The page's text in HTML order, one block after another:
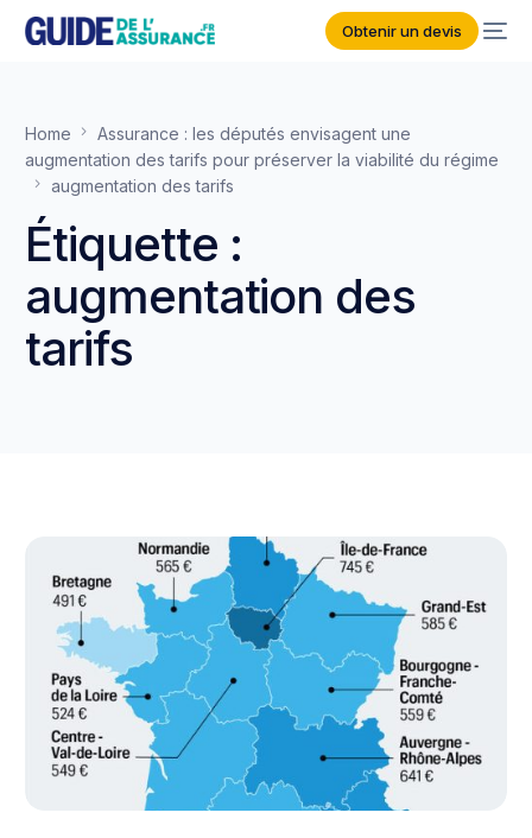
Obtenir un devis
Home
Assurance : les députés envisagent une
augmentation des tarifs pour préserver la viabilité du régime
augmentation des tarifs
Étiquette :
augmentation des
tarifs